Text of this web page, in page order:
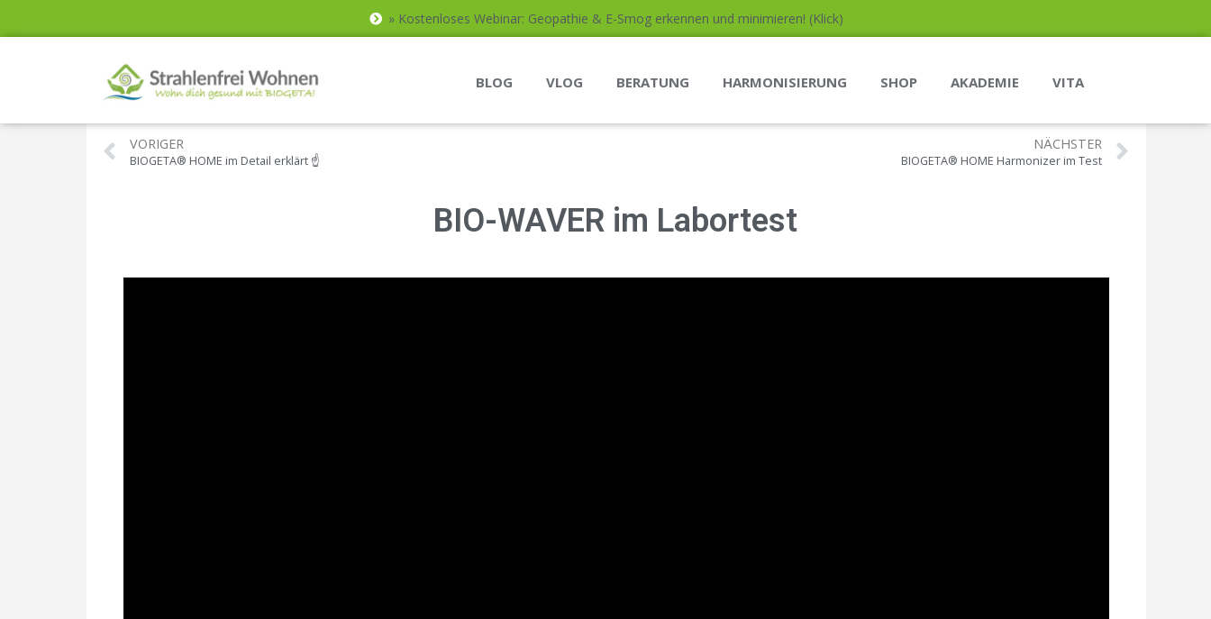
» Kostenloses Webinar: Geopathie & E-Smog erkennen und minimieren! (Klick)
BLOG VLOG BERATUNG HARMONISIERUNG SHOP AKADEMIE VITA
VORIGER
BIOGETA® HOME im Detail erklärt ☝️
NÄCHSTER
BIOGETA® HOME Harmonizer im Test
BIO-WAVER im Labortest